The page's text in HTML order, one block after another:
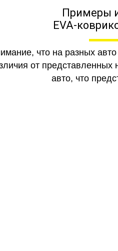
Примеры
EVA-
что на разных
от
авто, что